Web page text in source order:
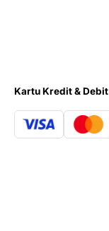
Kartu Kredit & Debit